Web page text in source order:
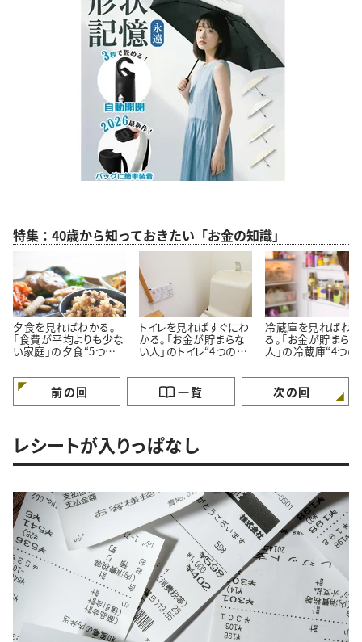
特集：40歳から知っておきたい「お金の知識」
夕食を見ればわかる。
「食費が平均よりも少な
い家庭」の夕食“5つの
トイレを見ればすぐにわ
かる。「お金が貯まらな
い人」のトイレ“4つの特
冷蔵庫を見ればわか
る。「お金が貯まら
人」の冷蔵庫“4つの
前の回 一覧 次の回
レシートが入りっぱなし